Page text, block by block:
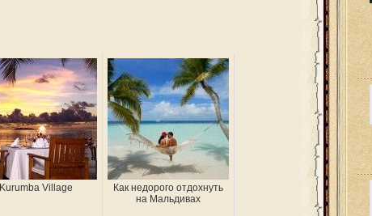
Kurumba Village
Как недорого отдохнуть
на Мальдивах